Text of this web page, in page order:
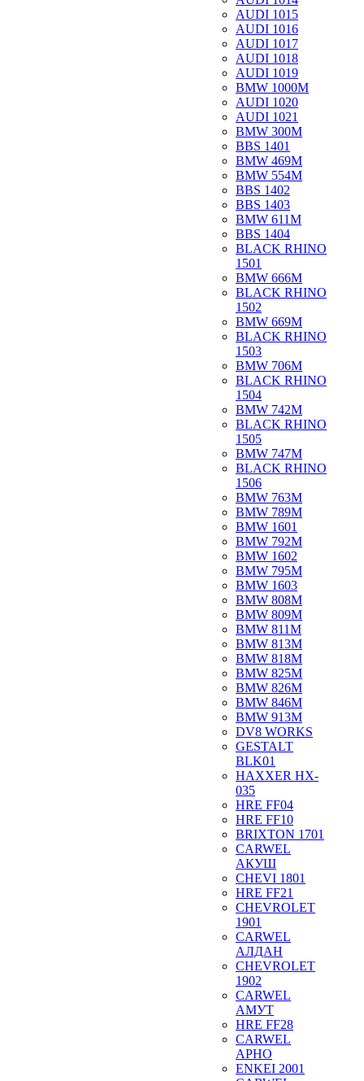
AUDI 1015
AUDI 1016
AUDI 1017
AUDI 1018
AUDI 1019
BMW 1000M
AUDI 1020
AUDI 1021
BMW 300M
BBS 1401
BMW 469M
BMW 554M
BBS 1402
BBS 1403
BMW 611M
BBS 1404
BLACK RHINO
1501
BMW 666M
BLACK RHINO
1502
BMW 669M
BLACK RHINO
1503
BMW 706M
BLACK RHINO
1504
BMW 742M
BLACK RHINO
1505
BMW 747M
BLACK RHINO
1506
BMW 763M
BMW 789M
BMW 1601
BMW 792M
BMW 1602
BMW 795M
BMW 1603
BMW 808M
BMW 809M
BMW 811M
BMW 813M
BMW 818M
BMW 825M
BMW 826M
BMW 846M
BMW 913M
DV8 WORKS
GESTALT
BLK01
HAXXER HX-
035
HRE FF04
HRE FF10
BRIXTON 1701
CARWEL
АКУШ
CHEVI 1801
HRE FF21
CHEVROLET
1901
CARWEL
АЛДАН
CHEVROLET
1902
CARWEL
АМУТ
HRE FF28
CARWEL
АРНО
ENKEI 2001